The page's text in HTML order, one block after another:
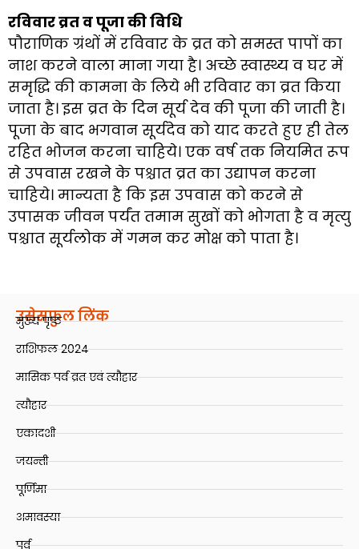
रविवार व्रत व पूजा की विधि
पौराणिक ग्रंथों में रविवार के व्रत को समस्त पापों का
नाश करने वाला माना गया है। अच्छे स्वास्थ्य व घर में
समृद्धि की कामना के लिये भी रविवार का व्रत किया
जाता है। इस व्रत के दिन सूर्य देव की पूजा की जाती है।
पूजा के बाद भगवान सूर्यदेव को याद करते हुए ही तेल
रहित भोजन करना चाहिये। एक वर्ष तक नियमित रूप
से उपवास रखने के पश्चात व्रत का उद्यापन करना
चाहिये। मान्यता है कि इस उपवास को करने से
उपासक जीवन पर्यंत तमाम सुखों को भोगता है व मृत्यु
पश्चात सूर्यलोक में गमन कर मोक्ष को पाता है।
उसेसफ़ुल लिंक
मुख्य पृष्ठ
राशिफल 2024
मासिक पर्व व्रत एवं त्यौहार
त्यौहार
एकादशी
जयन्ती
पूर्णिमा
अमावस्या
पर्व